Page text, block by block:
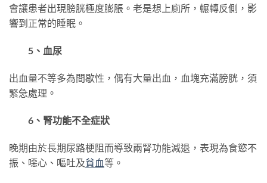
會讓患者出現膀胱極度膨脹。老是想上廁所，輾轉反側，影
響到正常的睡眠。
5、血尿
出血量不等多為間歇性，偶有大量出血，血塊充滿膀胱，須
緊急處理。
6、腎功能不全症狀
晚期由於長期尿路梗阻而導致兩腎功能減退，表現為食慾不
振、噁心、嘔吐及貧血等。